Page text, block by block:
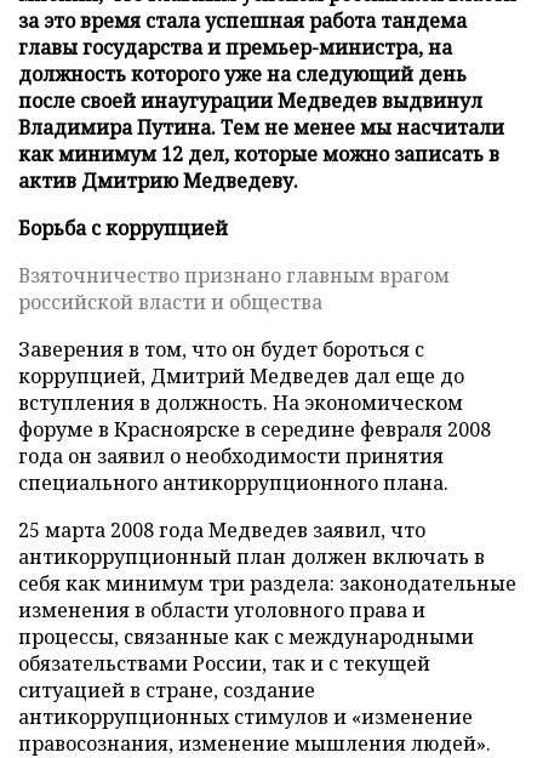
за это время стала успешная работа тандема
главы государства и премьер-министра, на
должность которого уже на следующий день
после своей инаугурации Медведев выдвинул
Владимира Путина. Тем не менее мы насчитали
как минимум 12 дел, которые можно записать в
актив Дмитрию Медведеву.
Борьба с коррупцией
Взяточничество признано главным врагом
российской власти и общества
Заверения в том, что он будет бороться с
коррупцией, Дмитрий Медведев дал еще до
вступления в должность. На экономическом
форуме в Красноярске в середине февраля 2008
года он заявил о необходимости принятия
специального антикоррупционного плана.
25 марта 2008 года Медведев заявил, что
антикоррупционный план должен включать в
себя как минимум три раздела: законодательные
изменения в области уголовного права и
процессы, связанные как с международными
обязательствами России, так и с текущей
ситуацией в стране, создание
антикоррупционных стимулов и «изменение
правосознания, изменение мышления людей».